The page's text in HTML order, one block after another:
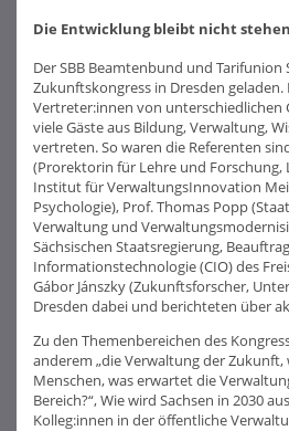
Die Entwicklung bleibt nicht stehen
Der SBB Beamtenbund und Tarifunion
Zukunftskongress in Dresden geladen.
Vertreter:innen von unterschiedlichen
viele Gäste aus Bildung, Verwaltung,
vertreten. So waren die Referenten
(Prorektorin für Lehre und Forschung,
Institut für VerwaltungsInnovation
Psychologie), Prof. Thomas Popp
Verwaltung und
Sächsischen Staatsregierung,
Informationstechnologie (CIO) des
Gábor Jánszky (Zukunftsforscher,
Dresden dabei und berichteten über
Zu den Themenbereichen des
anderem „die Verwaltung der
Menschen, was erwartet die
Bereich?“, Wie wird Sachsen in 2030
Kolleg:innen in der öffentliche